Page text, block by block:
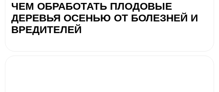
ЧЕМ ОБРАБОТАТЬ ПЛОДОВЫЕ
ДЕРЕВЬЯ ОСЕНЬЮ ОТ БОЛЕЗНЕЙ И
ВРЕДИТЕЛЕЙ